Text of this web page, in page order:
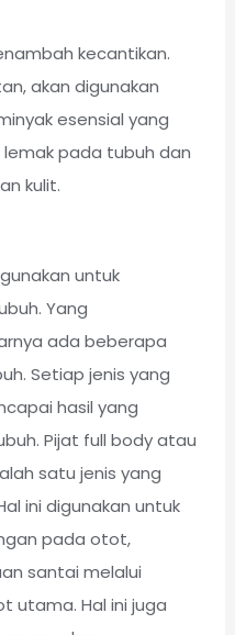
kecantikan.
akan digunakan
esensial yang
pada tubuh dan
kulit.
untuk
Yang
ada beberapa
Setiap jenis yang
hasil yang
Pijat full body atau
satu jenis yang
ini digunakan untuk
pada otot,
santai melalui
utama. Hal ini juga